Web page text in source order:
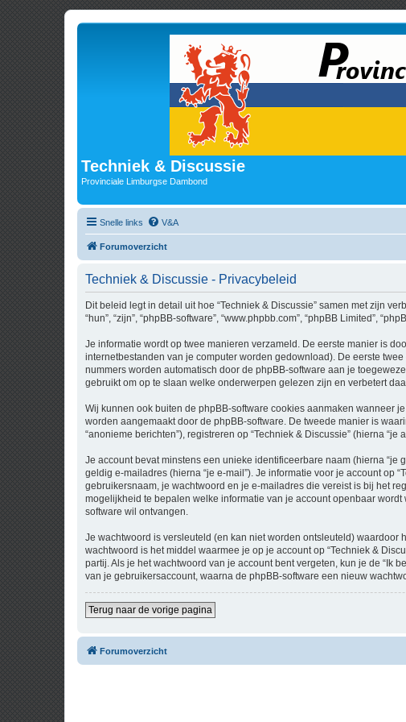
Techniek & Discussie
Provinciale Limburgse Dambond
Snelle links V&A
Forumoverzicht
Techniek & Discussie - Privacybeleid
Dit beleid legt in detail uit hoe “Techniek & Discussie” samen met zijn
“hun”, “zijn”, “phpBB-software”, “www.phpbb.com”, “phpBB Limited”,
Je informatie wordt op twee manieren verzameld. De eerste manier is
internetbestanden van je computer worden gedownload). De eerste
nummers worden automatisch door de phpBB-software aan je
gebruikt om op te slaan welke onderwerpen gelezen zijn en verbetert
Wij kunnen ook buiten de phpBB-software cookies aanmaken wanneer
worden aangemaakt door de phpBB-software. De tweede manier is
“anonieme berichten”), registreren op “Techniek & Discussie” (hierna
Je account bevat minstens een unieke identificeerbare naam (hierna “je
geldig e-mailadres (hierna “je e-mail”). Je informatie voor je account op
gebruikersnaam, je wachtwoord en je e-mailadres die vereist is bij het
mogelijkheid te bepalen welke informatie van je account openbaar
software wil ontvangen.
Je wachtwoord is versleuteld (en kan niet worden ontsleuteld)
wachtwoord is het middel waarmee je op je account op “Techniek &
partij. Als je het wachtwoord van je account bent vergeten, kun je de “Ik
van je gebruikersaccount, waarna de phpBB-software een nieuw
Terug naar de vorige pagina
Forumoverzicht